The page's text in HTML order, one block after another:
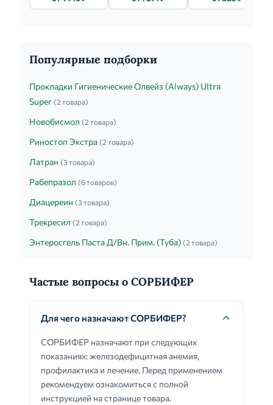
Популярные подборки
Прокладки Гигиенические Олвейз (Always) Ultra
Super (2 товара)
Новобисмол (2 товара)
Риностоп Экстра (2 товара)
Латран (3 товара)
Рабепразол (6 товаров)
Диацереин (3 товара)
Трекресил (2 товара)
Энтеросгель Паста Д/Вн. Прим. (Туба) (2 товара)
Частые вопросы о СОРБИФЕР
Для чего назначают СОРБИФЕР?
СОРБИФЕР назначают при следующих
показаниях: железодефицитная анемия,
профилактика и лечение. Перед применением
рекомендуем ознакомиться с полной
инструкцией на странице товара.